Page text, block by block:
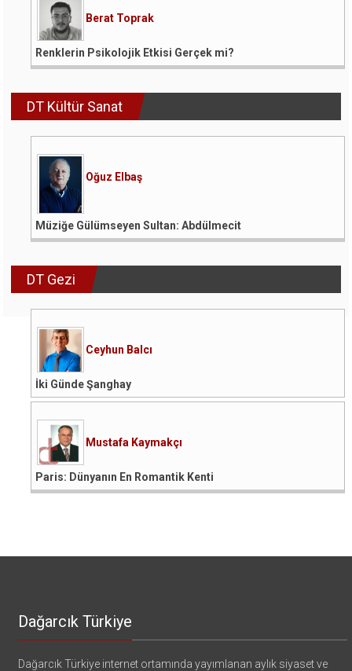
Berat Toprak
Renklerin Psikolojik Etkisi Gerçek mi?
DT Kültür Sanat
Oğuz Elbaş
Müziğe Gülümseyen Sultan: Abdülmecit
DT Gezi
Ceyhun Balcı
İki Günde Şanghay
Mustafa Kaymakçı
Paris: Dünyanın En Romantik Kenti
Dağarcık Türkiye
Dağarcık Türkiye internet ortamında yayımlanan aylık siyaset ve